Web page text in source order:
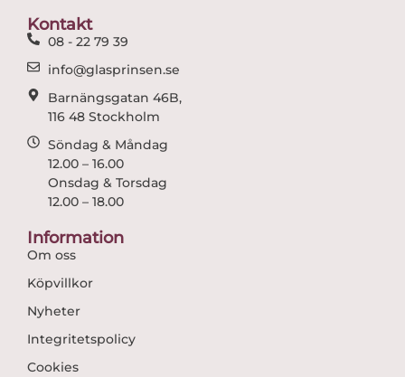
Kontakt
08 - 22 79 39
info@glasprinsen.se
Barnängsgatan 46B,
116 48 Stockholm
Söndag & Måndag
12.00 – 16.00
Onsdag & Torsdag
12.00 – 18.00
Information
Om oss
Köpvillkor
Nyheter
Integritetspolicy
Cookies